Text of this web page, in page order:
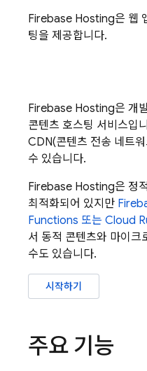
Firebase Hosting은 웹
팅을 제공합니다.
Firebase Hosting은 개
콘텐츠 호스팅 서비스입
CDN(콘텐츠 전송 네트
수 있습니다.
Firebase Hosting은 정
최적화되어 있지만
Functions 또는 Cloud
서 동적 콘텐츠와 마이크
수도 있습니다.
시작하기
주요 기능